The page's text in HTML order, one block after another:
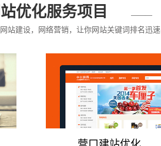
优化服务项目
站建设，网络营销，让你网站关键词排名迅